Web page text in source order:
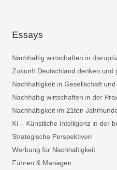
Essays
Nachhaltig wirtschaften in
Zukunft Deutschland denken und
Nachhaltigkeit in Gesellschaft und
Nachhaltig wirtschaften in der
Nachhaltigkeit im 21ten
KI – Künstliche Intelligenz in der
Strategische Perspektiven
Werbung für Nachhaltigkeit
Führen & Managen